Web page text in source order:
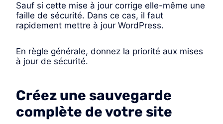
Sauf si cette mise à jour corrige elle-même une
faille de sécurité. Dans ce cas, il faut
rapidement mettre à jour WordPress.
En règle générale, donnez la priorité aux mises
à jour de sécurité.
Créez une sauvegarde
complète de votre site